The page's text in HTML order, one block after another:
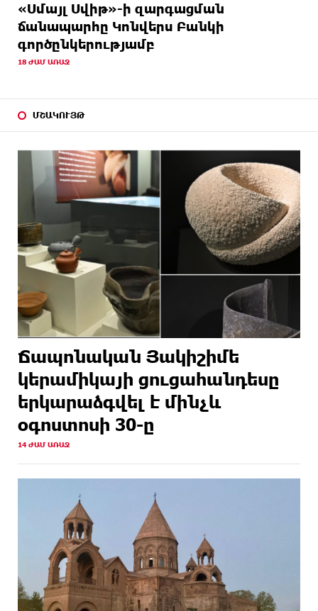
«Սմայլ Սվիթ»-ի զարգացման
ճանապարհը Կոնվերս Բանկի
գործընկերությամբ
18 ԺԱՄ ԱՌԱՋ
ՄՇԱԿՈՒՅԹ
Ճապոնական Յակիշիմե
կերամիկայի ցուցահանդեսը
երկարաձգվել է մինչև
օգոստոսի 30-ը
14 ԺԱՄ ԱՌԱՋ